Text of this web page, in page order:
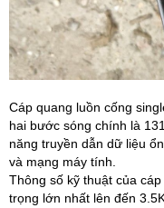
Cáp quang luồn cống
hai bước sóng chính là
năng truyền dẫn dữ liệu
và mạng máy tính.
Thông số kỹ thuật của
trọng lớn nhất lên đến